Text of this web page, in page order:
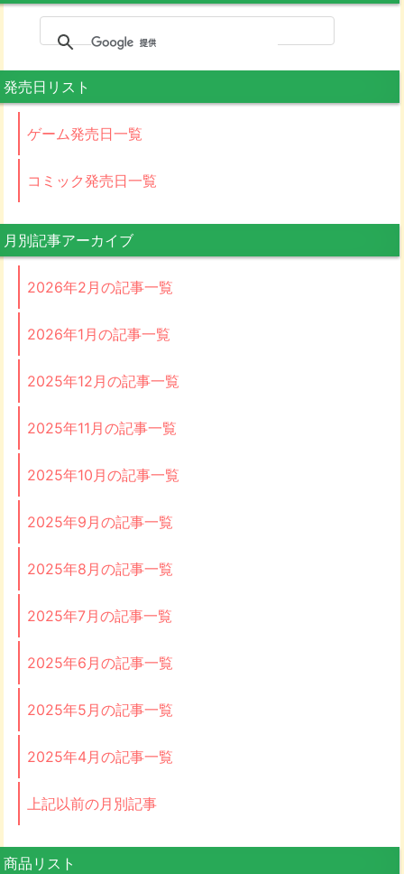
発売日リスト
ゲーム発売日一覧
コミック発売日一覧
月別記事アーカイブ
2026年2月の記事一覧
2026年1月の記事一覧
2025年12月の記事一覧
2025年11月の記事一覧
2025年10月の記事一覧
2025年9月の記事一覧
2025年8月の記事一覧
2025年7月の記事一覧
2025年6月の記事一覧
2025年5月の記事一覧
2025年4月の記事一覧
上記以前の月別記事
商品リスト